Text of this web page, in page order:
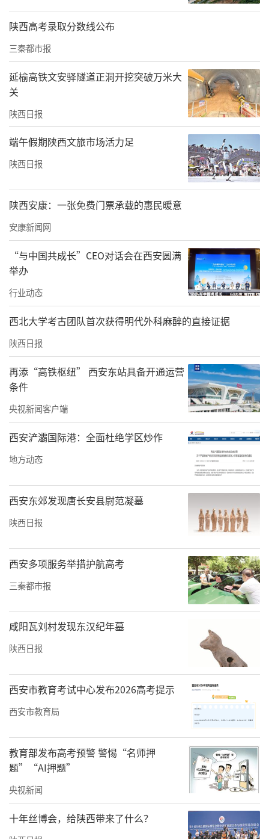
甬道、墓室3部分组成。墓室平面略呈梯形，南
宽北窄，应为拱顶，顶部被破坏。因被盗扰严
重，未发现人骨和随葬品。
中国社会科学院考古研究所工作人员介绍，此
次发现的唐代墓地位于唐长安城西部略偏北约3
公里处，属于中小型墓葬，且25座唐代墓葬中
只有3组有打破关系，因此推断墓地应经过规
划。考古人员根据出土器物和墓葬形制推测，
墓葬的年代为唐初至唐代中晚期，以中晚期墓
葬为主，延续时间长。该处墓地的发现，为深
化隋唐长安城中小型墓葬的研究提供了重要资
料。（记者 赵茁轶）
来源：陕西日报
责任编辑：白睿祺 赵森
陕西高考录取分数线公布
三秦都市报
延榆高铁文安驿隧道正洞开挖突破万米大
关
陕西日报
端午假期陕西文旅市场活力足
陕西日报
陕西安康：一张免费门票承载的惠民暖意
安康新闻网
“与中国共成长”CEO对话会在西安圆满
举办
行业动态
西北大学考古团队首次获得明代外科麻醉的直接证据
陕西日报
再添“高铁枢纽” 西安东站具备开通运营
条件
央视新闻客户端
西安浐灞国际港：全面杜绝学区炒作
地方动态
西安东郊发现唐长安县尉范凝墓
陕西日报
西安多项服务举措护航高考
三秦都市报
咸阳瓦刘村发现东汉纪年墓
陕西日报
西安市教育考试中心发布2026高考提示
西安市教育局
教育部发布高考预警 警惕“名师押
题”“AI押题”
央视新闻
十年丝博会，给陕西带来了什么？